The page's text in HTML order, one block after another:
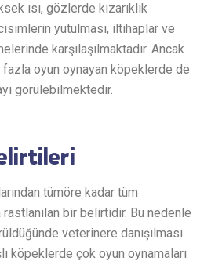
ısı, gözlerde kızarıklık
yutulması, iltihaplar ve
karşılaşılmaktadır. Ancak
fazla oyun oynayan köpeklerde de
görülebilmektedir.
tümöre kadar tüm
rastlanılan bir belirtidir. Bu nedenle
veterinere danışılması
köpeklerde çok oyun oynamaları